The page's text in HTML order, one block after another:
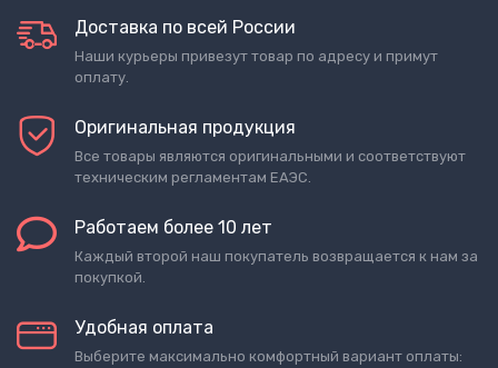
Доставка по всей России
Наши курьеры привезут товар по адресу и примут
оплату.
Оригинальная продукция
Все товары являются оригинальными и соответствуют
техническим регламентам ЕАЭС.
Работаем более 10 лет
Каждый второй наш покупатель возвращается к нам за
покупкой.
Удобная оплата
Выберите максимально комфортный вариант оплаты: